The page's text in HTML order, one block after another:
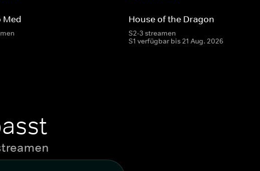
Med House of the Dragon
S2-3 streamen
S1 verfügbar bis 21 Aug. 2026